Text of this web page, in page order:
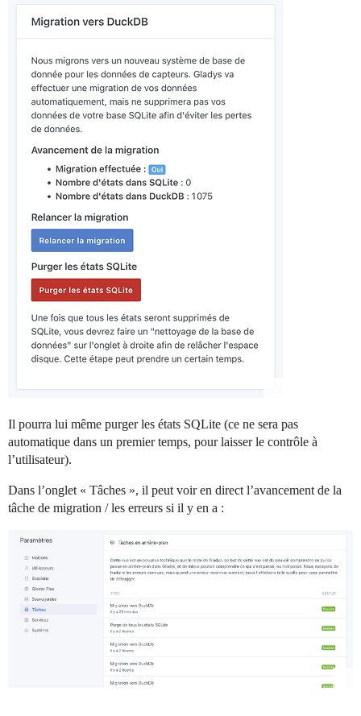
Il pourra lui même purger les états SQLite (ce ne sera pas
automatique dans un premier temps, pour laisser le contrôle à
l’utilisateur).
Dans l’onglet « Tâches », il peut voir en direct l’avancement de la
tâche de migration / les erreurs si il y en a :